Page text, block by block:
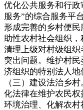
优化公共服务和行
服务”的综合服务平
形成完善的乡村便
助性农村社会组织
清理上级对村级组
突出问题。维护村
济组织的特别法人地
（三）建设法治乡
化法律在维护农民
环境治理、化解农